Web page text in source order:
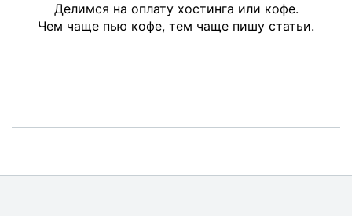
Делимся на оплату хостинга или кофе.
Чем чаще пью кофе, тем чаще пишу статьи.